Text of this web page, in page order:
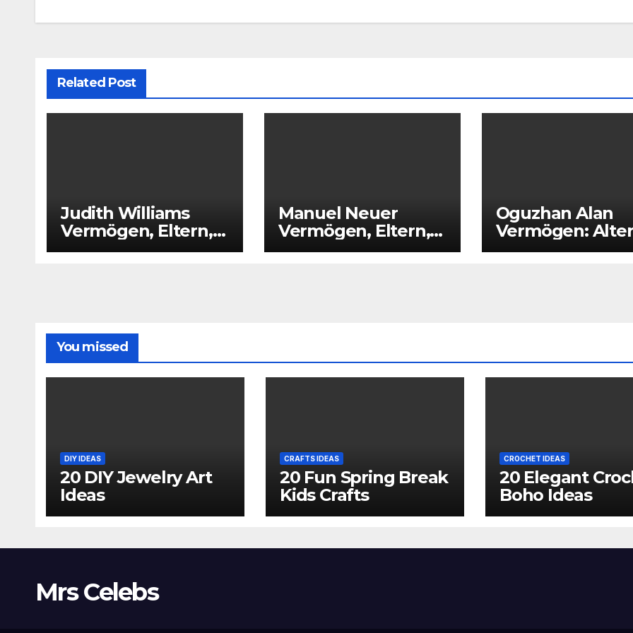
Related Post
Judith Williams
Vermögen, Eltern,
Alter, Partner,
Manuel Neuer
Vermögen, Eltern,
Größe, Kinder, Alter
Oguzhan Alan
Vermögen:
Eltern, Größe,
You missed
DIY IDEAS
20 DIY Jewelry Art
Ideas
CRAFTS IDEAS
20 Fun Spring Break
Kids Crafts
CROCHET IDEAS
20 Elegant
Boho Ideas
Mrs Celebs